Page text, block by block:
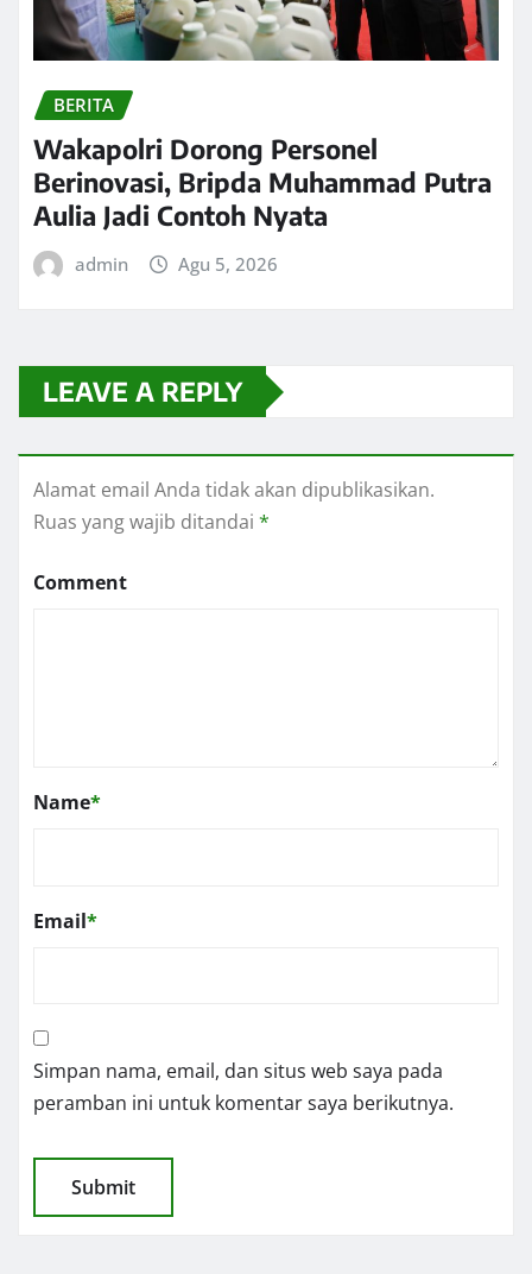
BERITA
Wakapolri Dorong Personel
Berinovasi, Bripda Muhammad Putra
Aulia Jadi Contoh Nyata
admin Agu 5, 2026
LEAVE A REPLY
Alamat email Anda tidak akan dipublikasikan.
Ruas yang wajib ditandai *
Comment
Name*
Email*
Simpan nama, email, dan situs web saya pada
peramban ini untuk komentar saya berikutnya.